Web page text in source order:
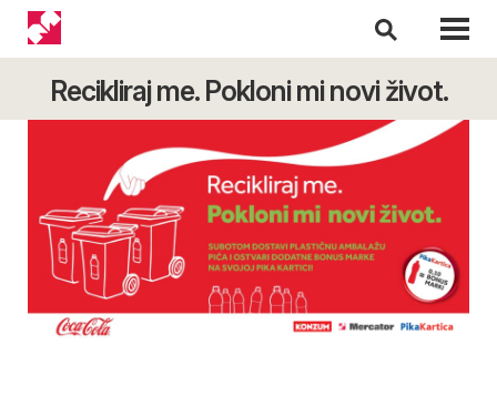
Recikliraj me. Pokloni mi novi život.